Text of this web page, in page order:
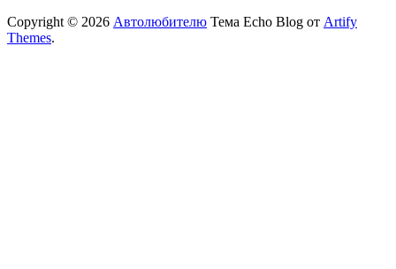
Copyright © 2026 Автолюбителю Тема Echo Blog от Artify
Themes.